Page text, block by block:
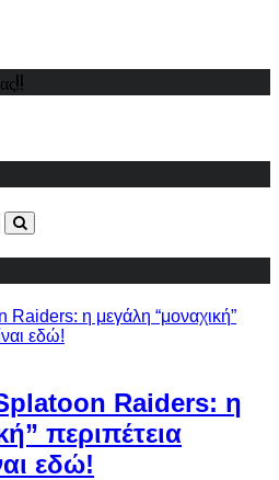
Raiders: η
περιπέτεια
εδώ!